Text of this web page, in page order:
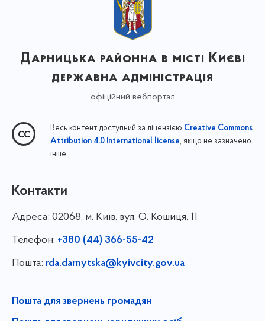
Дарницька районна в місті Києві
державна адміністрація
офіційний вебпортал
Весь контент доступний за ліцензією Creative Commons
Attribution 4.0 International license, якщо не зазначено
інше
Контакти
Адреса: 02068, м. Київ, вул. О. Кошиця, 11
Телефон: +380 (44) 366-55-42
Пошта: rda.darnytska@kyivcity.gov.ua
Пошта для звернень громадян